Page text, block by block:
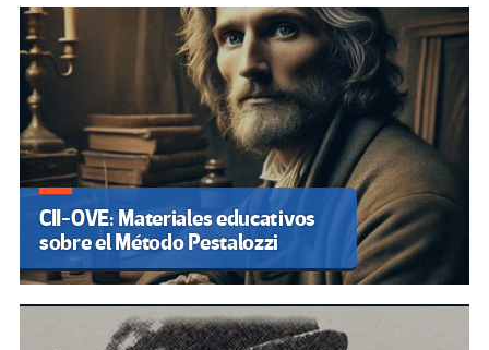
CII-OVE: Materiales educativos
sobre el Método Pestalozzi